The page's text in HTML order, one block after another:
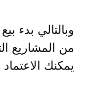
وبالتالي بدء
من المشاريع
يمكنك الاعتماد